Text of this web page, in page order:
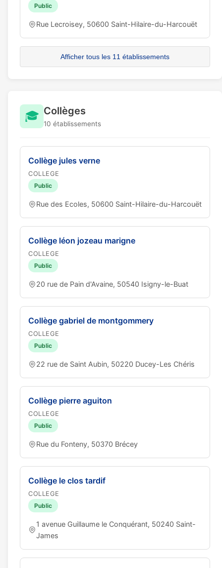
Public
Rue Lecroisey, 50600 Saint-Hilaire-du-Harcouët
Afficher tous les 11 établissements
🎓 Collèges
10 établissements
Collège jules verne
COLLEGE
Public
Rue des Ecoles, 50600 Saint-Hilaire-du-Harcouët
Collège léon jozeau marigne
COLLEGE
Public
20 rue de Pain d'Avaine, 50540 Isigny-le-Buat
Collège gabriel de montgommery
COLLEGE
Public
22 rue de Saint Aubin, 50220 Ducey-Les Chéris
Collège pierre aguiton
COLLEGE
Public
Rue du Fonteny, 50370 Brécey
Collège le clos tardif
COLLEGE
Public
1 avenue Guillaume le Conquérant, 50240 Saint-
James